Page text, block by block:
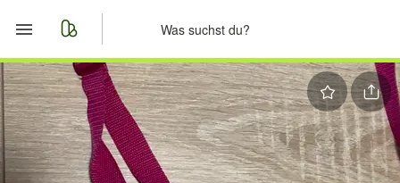
Start
Merkliste
Nachrichten